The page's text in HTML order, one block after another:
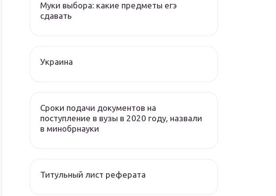
Муки выбора: какие предметы егэ
сдавать
Украина
Сроки подачи документов на
поступление в вузы в 2020 году, назвали
в минобрнауки
Титульный лист реферата